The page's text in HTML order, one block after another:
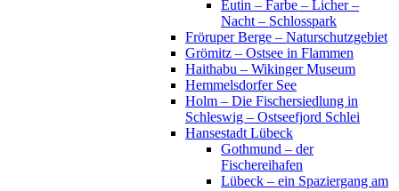
Eutin – Farbe – Licher –
Nacht – Schlosspark
Fröruper Berge – Naturschutzgebiet
Grömitz – Ostsee in Flammen
Haithabu – Wikinger Museum
Hemmelsdorfer See
Holm – Die Fischersiedlung in
Schleswig – Ostseefjord Schlei
Hansestadt Lübeck
Gothmund – der
Fischereihafen
Lübeck – ein Spaziergang am